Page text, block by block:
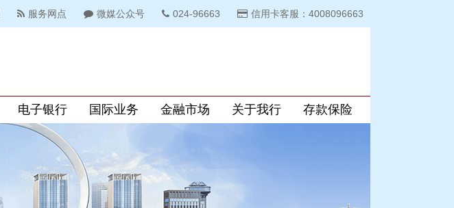
服务网点 微媒公众号 024-96663 信用卡客服：4008096663
电子银行 国际业务 金融市场 关于我行 存款保险